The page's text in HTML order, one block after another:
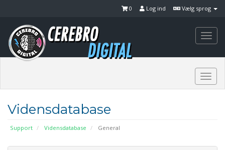
Vælg sprog
Log ind
0
Vidensdatabase
Support Vidensdatabase General